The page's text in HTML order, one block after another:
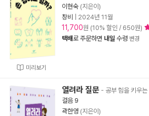
미리보기
이현숙 (지은이)
창비
2024년 11월
11,700원 (10% 할인 / 650원)
택배로 주문하면 내일 수령 변경
열려라 질문 - 공부 힘을 키우는
걸음 9
곽한영 (지은이)